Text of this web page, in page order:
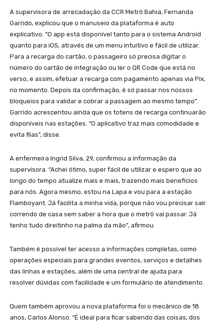
A supervisora de arrecadação da CCR Metrô Bahia, Fernanda
Garrido, explicou que o manuseio da plataforma é auto
explicativo. “O app está disponível tanto para o sistema Android
quanto para iOS, através de um menu intuitivo e fácil de utilizar.
Para a recarga do cartão, o passageiro só precisa digitar o
número do cartão de integração ou ler o QR Code que está no
verso, e assim, efetuar a recarga com pagamento apenas via Pix,
no momento. Depois da confirmação, é só passar nos nossos
bloqueios para validar e cobrar a passagem ao mesmo tempo”.
Garrido acrescentou ainda que os totens de recarga continuarão
disponíveis nas estações. “O aplicativo traz mais comodidade e
evita filas”, disse.
A enfermeira Ingrid Silva, 29, confirmou a informação da
supervisora. “Achei ótimo, super fácil de utilizar e espero que ao
longo do tempo atualize mais e mais, trazendo mais benefícios
para nós. Agora mesmo, estou na Lapa e vou para a estação
Flamboyant. Já facilita a minha vida, porque não vou precisar sair
correndo de casa sem saber a hora que o metrô vai passar. Já
tenho tudo direitinho na palma da mão”, afirmou.
Também é possível ter acesso a informações completas, como
operações especiais para grandes eventos, serviços e detalhes
das linhas e estações, além de uma central de ajuda para
resolver dúvidas com facilidade e um formulário de atendimento.
Quem também aprovou a nova plataforma foi o mecânico de 18
anos, Carlos Alonso. “É ideal para ficar sabendo das coisas, dos